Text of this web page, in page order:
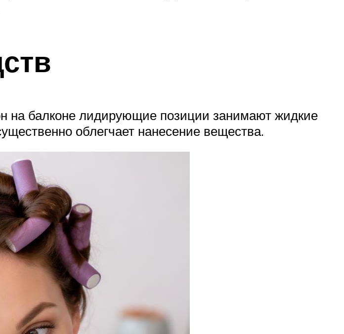
на балконе лидирующие позиции занимают жидкие
облегчает нанесение вещества.